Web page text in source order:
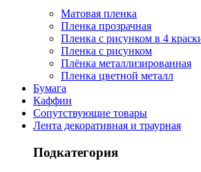
Матовая пленка
Пленка прозрачная
Пленка с рисунком в 4
Пленка с рисунком
Плёнка металлизированная
Пленка цветной металл
Бумага
Каффин
Сопутствующие товары
Лента декоративная и траурная
Подкатегория